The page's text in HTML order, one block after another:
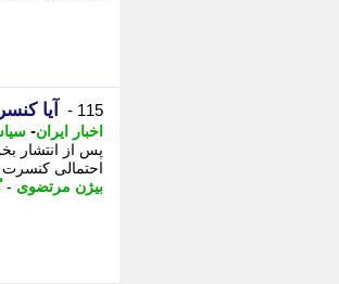
115 - آیا
اخبار ایران-
پس از انتشار
احتمالی
بیژن مرتضوی -